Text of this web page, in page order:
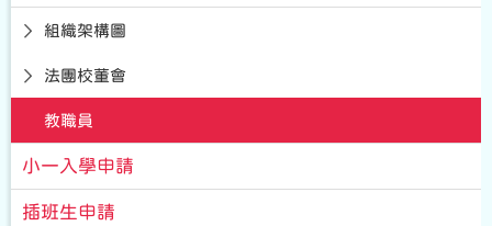
組織架構圖
法團校董會
教職員
小一入學申請
插班生申請